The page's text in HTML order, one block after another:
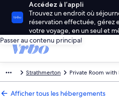
Accédez à l’appli
Trouvez un endroit où
réservation effectuée, gérez
votre voyage, en un seul et
Passer au contenu principal
Strathmerton Private Room with
Afficher tous les hébergements